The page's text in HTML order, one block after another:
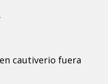
cautiverio fuera